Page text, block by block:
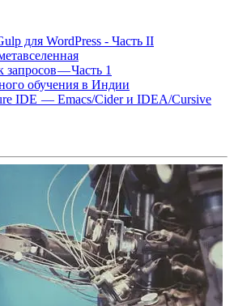
для WordPress - Часть II
— Часть 1
обучения в Индии
IDE — Emacs/Cider и IDEA/Cursive